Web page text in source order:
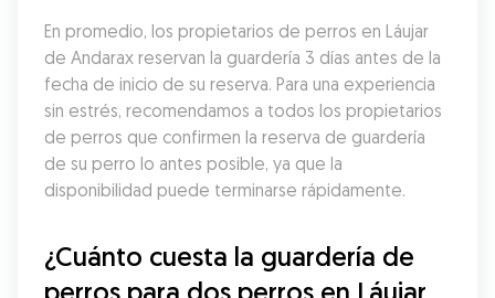
En promedio, los propietarios de perros en Láujar
de Andarax reservan la guardería 3 días antes de la
fecha de inicio de su reserva. Para una experiencia
sin estrés, recomendamos a todos los propietarios
de perros que confirmen la reserva de guardería
de su perro lo antes posible, ya que la
disponibilidad puede terminarse rápidamente.
¿Cuánto cuesta la guardería de
perros para dos perros en Láujar